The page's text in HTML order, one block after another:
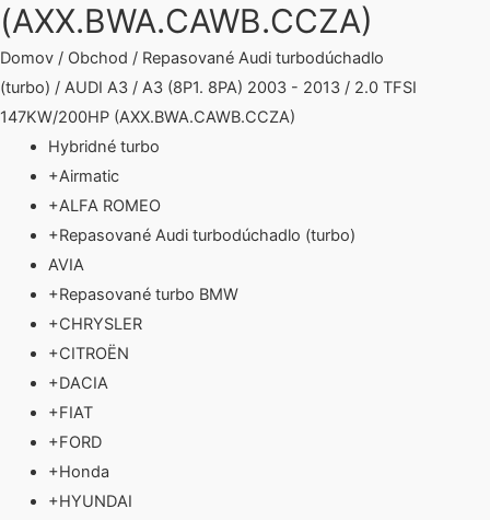
(AXX.BWA.CAWB.CCZA)
Domov / Obchod / Repasované Audi turbodúchadlo
(turbo) / AUDI A3 / A3 (8P1. 8PA) 2003 - 2013 / 2.0 TFSI
147KW/200HP (AXX.BWA.CAWB.CCZA)
Hybridné turbo
+Airmatic
+ALFA ROMEO
+Repasované Audi turbodúchadlo (turbo)
AVIA
+Repasované turbo BMW
+CHRYSLER
+CITROËN
+DACIA
+FIAT
+FORD
+Honda
+HYUNDAI